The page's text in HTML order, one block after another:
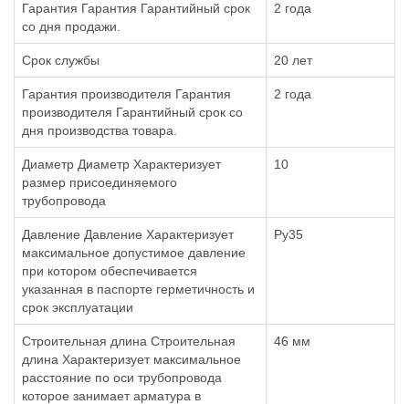
Гарантия Гарантия Гарантийный срок
со дня продажи.
2 года
Срок службы 20 лет
Гарантия производителя Гарантия
производителя Гарантийный срок со
дня производства товара.
2 года
Диаметр Диаметр Характеризует
размер присоединяемого
трубопровода
10
Давление Давление Характеризует
максимальное допустимое давление
при котором обеспечивается
указанная в паспорте герметичность и
срок эксплуатации
Ру35
Строительная длина Строительная
длина Характеризует максимальное
расстояние по оси трубопровода
которое занимает арматура в
46 мм